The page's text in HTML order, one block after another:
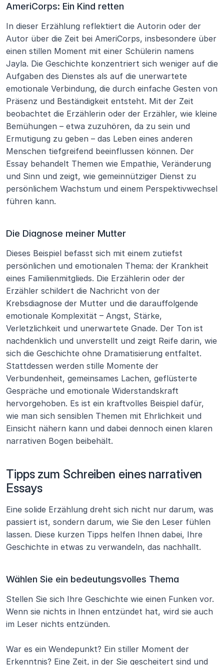
AmeriCorps: Ein Kind retten
In dieser Erzählung reflektiert die Autorin oder der
Autor über die Zeit bei AmeriCorps, insbesondere über
einen stillen Moment mit einer Schülerin namens
Jayla. Die Geschichte konzentriert sich weniger auf die
Aufgaben des Dienstes als auf die unerwartete
emotionale Verbindung, die durch einfache Gesten von
Präsenz und Beständigkeit entsteht. Mit der Zeit
beobachtet die Erzählerin oder der Erzähler, wie kleine
Bemühungen – etwa zuzuhören, da zu sein und
Ermutigung zu geben – das Leben eines anderen
Menschen tiefgreifend beeinflussen können. Der
Essay behandelt Themen wie Empathie, Veränderung
und Sinn und zeigt, wie gemeinnütziger Dienst zu
persönlichem Wachstum und einem Perspektivwechsel
führen kann.
Die Diagnose meiner Mutter
Dieses Beispiel befasst sich mit einem zutiefst
persönlichen und emotionalen Thema: der Krankheit
eines Familienmitglieds. Die Erzählerin oder der
Erzähler schildert die Nachricht von der
Krebsdiagnose der Mutter und die darauffolgende
emotionale Komplexität – Angst, Stärke,
Verletzlichkeit und unerwartete Gnade. Der Ton ist
nachdenklich und unverstellt und zeigt Reife darin, wie
sich die Geschichte ohne Dramatisierung entfaltet.
Stattdessen werden stille Momente der
Verbundenheit, gemeinsames Lachen, geflüsterte
Gespräche und emotionale Widerstandskraft
hervorgehoben. Es ist ein kraftvolles Beispiel dafür,
wie man sich sensiblen Themen mit Ehrlichkeit und
Einsicht nähern kann und dabei dennoch einen klaren
narrativen Bogen beibehält.
Tipps zum Schreiben eines narrativen
Essays
Eine solide Erzählung dreht sich nicht nur darum, was
passiert ist, sondern darum, wie Sie den Leser fühlen
lassen. Diese kurzen Tipps helfen Ihnen dabei, Ihre
Geschichte in etwas zu verwandeln, das nachhallt.
Wählen Sie ein bedeutungsvolles Thema
Stellen Sie sich Ihre Geschichte wie einen Funken vor.
Wenn sie nichts in Ihnen entzündet hat, wird sie auch
im Leser nichts entzünden.
War es ein Wendepunkt? Ein stiller Moment der
Erkenntnis? Eine Zeit, in der Sie gescheitert sind und